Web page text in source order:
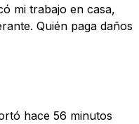
mi trabajo en casa,
Quién paga daños
hace 56 minutos